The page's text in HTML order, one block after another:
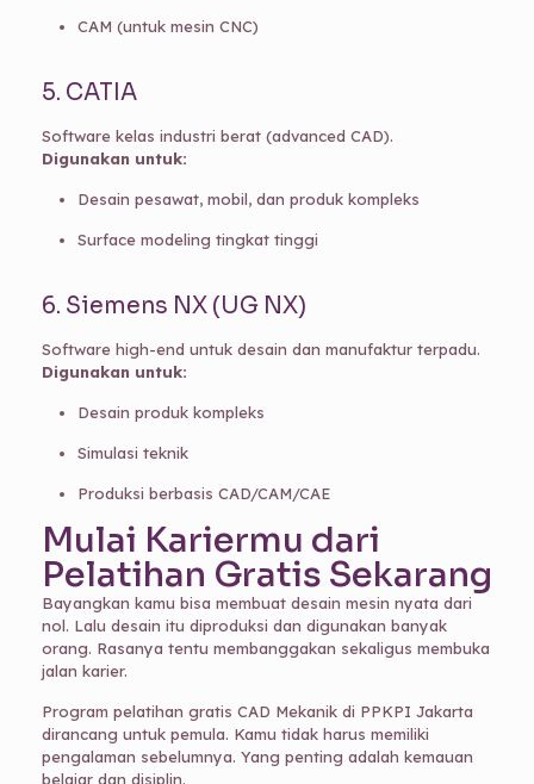
CAM (untuk mesin CNC)
5. CATIA
Software kelas industri berat (advanced CAD).
Digunakan untuk:
Desain pesawat, mobil, dan produk kompleks
Surface modeling tingkat tinggi
6. Siemens NX (UG NX)
Software high-end untuk desain dan manufaktur terpadu.
Digunakan untuk:
Desain produk kompleks
Simulasi teknik
Produksi berbasis CAD/CAM/CAE
Mulai Kariermu dari
Pelatihan Gratis Sekarang
Bayangkan kamu bisa membuat desain mesin nyata dari
nol. Lalu desain itu diproduksi dan digunakan banyak
orang. Rasanya tentu membanggakan sekaligus membuka
jalan karier.
Program pelatihan gratis CAD Mekanik di PPKPI Jakarta
dirancang untuk pemula. Kamu tidak harus memiliki
pengalaman sebelumnya. Yang penting adalah kemauan
belajar dan disiplin.